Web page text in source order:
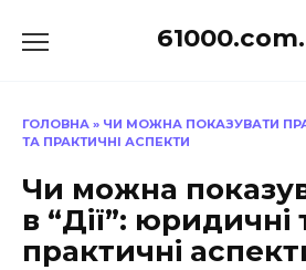
до
ГОЛОВНА » ЧИ МОЖНА ПОКАЗУВАТИ
ТА ПРАКТИЧНІ АСПЕКТИ
Чи можна
в “Дії”: юридичні
практичні